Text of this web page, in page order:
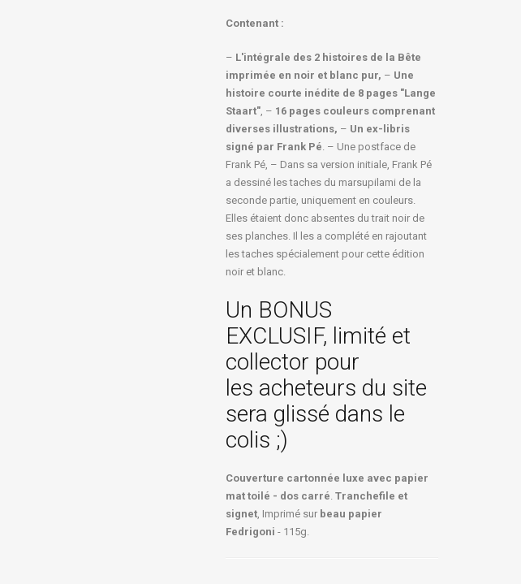
Contenant :
– L'intégrale des 2 histoires de la Bête
imprimée en noir et blanc pur, – Une
histoire courte inédite de 8 pages "Lange
Staart", – 16 pages couleurs comprenant
diverses illustrations, – Un ex-libris
signé par Frank Pé. – Une postface de
Frank Pé, – Dans sa version initiale, Frank Pé
a dessiné les taches du marsupilami de la
seconde partie, uniquement en couleurs.
Elles étaient donc absentes du trait noir de
ses planches. Il les a complété en rajoutant
les taches spécialement pour cette édition
noir et blanc.
Un BONUS
EXCLUSIF, limité et
collector pour
les acheteurs du site
sera glissé dans le
colis ;)
Couverture cartonnée luxe avec papier
mat toilé - dos carré. Tranchefile et
signet, Imprimé sur beau papier
Fedrigoni - 115g.